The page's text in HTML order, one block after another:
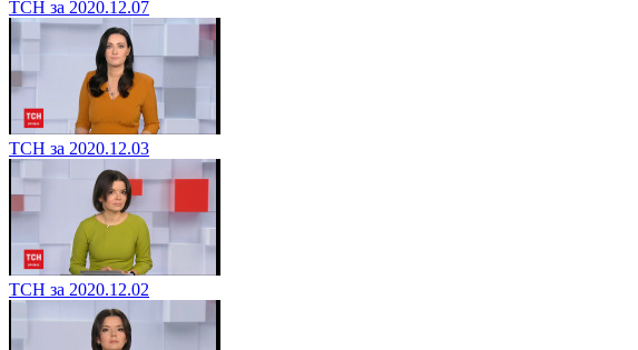
ТСН за 2020.12.07
ТСН за 2020.12.03
ТСН за 2020.12.02